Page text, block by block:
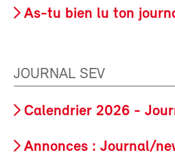
As-tu bien lu ton
JOURNAL SEV
Calendrier 2026 -
Annonces : Journal/